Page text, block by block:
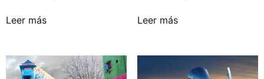
Leer más Leer más